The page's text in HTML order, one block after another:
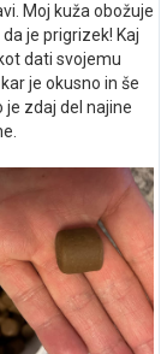
Moj kuža obožuje
je prigrizek! Kaj
dati svojemu
je okusno in še
je zdaj del najine